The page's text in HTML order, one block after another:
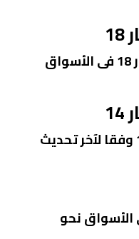
عيار 18 فى الأسواق
بلغ سعر جرام الذهب عيار 14 وفقا لآخر تحديث
نحو